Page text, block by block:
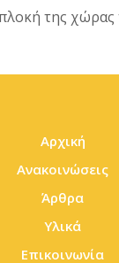
της
Αρχική
Ανακοινώσεις
Άρθρα
Υλικά
Επικοινωνία